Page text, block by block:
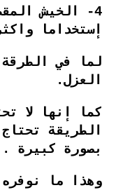
4- الخيش
إستخداما
لما في
العزل.
كما إنها لا
الطريقة
بصورة كبيرة .
وهذا ما